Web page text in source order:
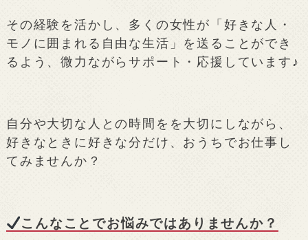
その経験を活かし、多くの女性が「好きな人・
モノに囲まれる自由な生活」を送ることができ
るよう、微力ながらサポート・応援しています♪
自分や大切な人との時間をを大切にしながら、
好きなときに好きな分だけ、おうちでお仕事し
てみませんか？
こんなことでお悩みではありませんか？